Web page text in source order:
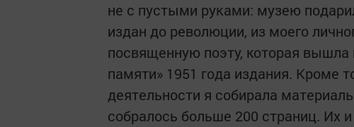
не с пустыми руками: музею
издан до революции, из моего
посвященную поэту, которая вышла
памяти» 1951 года издания. Кроме
деятельности я собирала
собралось больше 200 страниц. Их